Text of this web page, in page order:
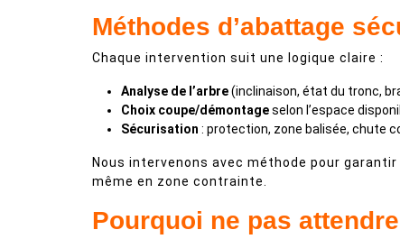
Méthodes d’abattage
Chaque intervention suit une logique claire :
Analyse de l’arbre(inclinaison, état du tronc,
Choix coupe/démontageselon l’espace
Sécurisation : protection, zone balisée, chute
Nous intervenons avec méthode pour
même en zone contrainte.
Pourquoi ne pas